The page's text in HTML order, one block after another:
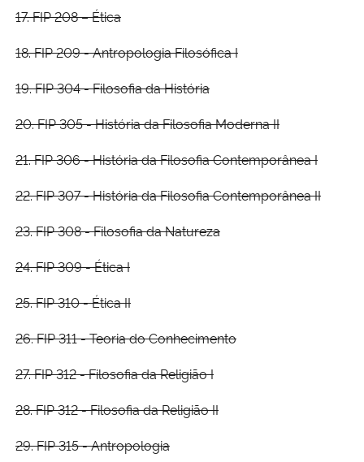
17. FIP 208 – Ética
18. FIP 209 - Antropologia Filosófica I
19. FIP 304 - Filosofia da História
20. FIP 305 - História da Filosofia Moderna II
21. FIP 306 - História da Filosofia Contemporânea I
22. FIP 307 - História da Filosofia Contemporânea II
23. FIP 308 - Filosofia da Natureza
24. FIP 309 - Ética I
25. FIP 310 - Ética II
26. FIP 311 - Teoria do Conhecimento
27. FIP 312 - Filosofia da Religião I
28. FIP 312 - Filosofia da Religião II
29. FIP 315 - Antropologia